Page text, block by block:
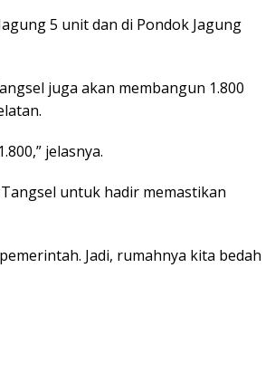
5 unit dan di Pondok Jagung
juga akan membangun 1.800
jelasnya.
untuk hadir memastikan
Jadi, rumahnya kita bedah